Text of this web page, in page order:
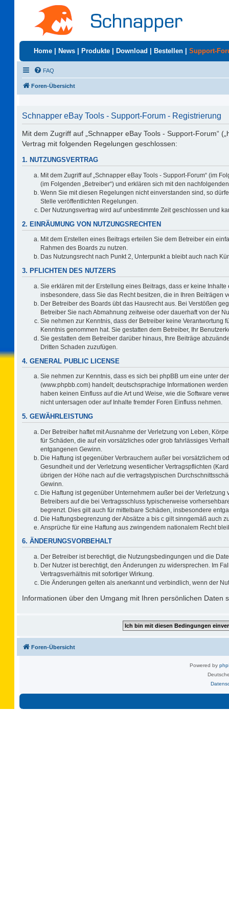
Home News Produkte Download Bestellen Support-
FAQ
Foren-Übersicht
Schnapper eBay Tools - Support-Forum - Registrierung
Mit dem Zugriff auf „Schnapper eBay Tools - Support-Forum“
Vertrag mit folgenden Regelungen geschlossen:
1. NUTZUNGSVERTRAG
Mit dem Zugriff auf „Schnapper eBay Tools - Support-Forum“ (im
(im Folgenden „Betreiber“) und erklären sich mit den
Wenn Sie mit diesen Regelungen nicht einverstanden sind, so
Stelle veröffentlichten Regelungen.
Der Nutzungsvertrag wird auf unbestimmte Zeit geschlossen und
2. EINRÄUMUNG VON NUTZUNGSRECHTEN
Mit dem Erstellen eines Beitrags erteilen Sie dem Betreiber ein
Rahmen des Boards zu nutzen.
Das Nutzungsrecht nach Punkt 2, Unterpunkt a bleibt auch nach
3. PFLICHTEN DES NUTZERS
Sie erklären mit der Erstellung eines Beitrags, dass er keine
insbesondere, dass Sie das Recht besitzen, die in Ihren Beiträgen
Der Betreiber des Boards übt das Hausrecht aus. Bei Verstößen
Betreiber Sie nach Abmahnung zeitweise oder dauerhaft von der
Sie nehmen zur Kenntnis, dass der Betreiber keine Verantwortung
Kenntnis genommen hat. Sie gestatten dem Betreiber, Ihr
Sie gestatten dem Betreiber darüber hinaus, Ihre Beiträge
Dritten Schaden zuzufügen.
4. GENERAL PUBLIC LICENSE
Sie nehmen zur Kenntnis, dass es sich bei phpBB um eine unter der
(www.phpbb.com) handelt; deutschsprachige Informationen
haben keinen Einfluss auf die Art und Weise, wie die Software
nicht untersagen oder auf Inhalte fremder Foren Einfluss nehmen.
5. GEWÄHRLEISTUNG
Der Betreiber haftet mit Ausnahme der Verletzung von Leben,
für Schäden, die auf ein vorsätzliches oder grob fahrlässiges
entgangenen Gewinn.
Die Haftung ist gegenüber Verbrauchern außer bei vorsätzlichem
Gesundheit und der Verletzung wesentlicher Vertragspflichten
übrigen der Höhe nach auf die vertragstypischen
Gewinn.
Die Haftung ist gegenüber Unternehmern außer bei der
Betreibers auf die bei Vertragsschluss typischerweise
begrenzt. Dies gilt auch für mittelbare Schäden, insbesondere
Die Haftungsbegrenzung der Absätze a bis c gilt sinngemäß auch
Ansprüche für eine Haftung aus zwingendem nationalem Recht
6. ÄNDERUNGSVORBEHALT
Der Betreiber ist berechtigt, die Nutzungsbedingungen und die
Der Nutzer ist berechtigt, den Änderungen zu widersprechen. Im
Vertragsverhältnis mit sofortiger Wirkung.
Die Änderungen gelten als anerkannt und verbindlich, wenn der
Informationen über den Umgang mit Ihren persönlichen Daten
Foren-Übersicht
Powered by